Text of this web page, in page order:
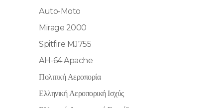
Auto-Moto
Mirage 2000
Spitfire MJ755
AH-64 Apache
Πολιτική Αεροπορία
Ελληνική Αεροπορική Ισχύς